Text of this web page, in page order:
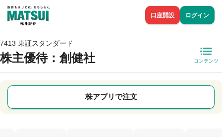
口座開設 ログイン
7413 東証スタンダード
株主優待：創健社 コンテンツ
株アプリで注文